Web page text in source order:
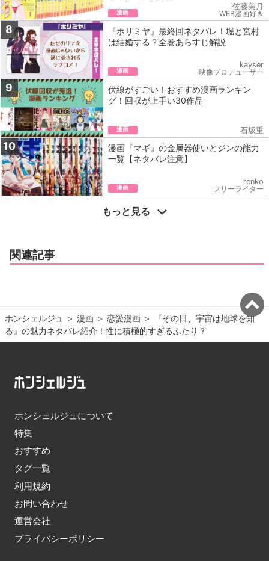
漫画
佐藤美月
WEB漫画好き
8
『ホリミヤ』最終回ネタバレ！堀と宮村
は結婚する？全巻あらすじ解説
漫画
kayser
映像プロデューサー
9
伏線がすごい！おすすめ漫画ランキン
グ！回収が上手い30作品
漫画 石坂重
10
漫画『マギ』の金属器使いとジンの能力
一覧【ネタバレ注意】
漫画
renko
フリーライター
もっと見る
関連記事
ホンシェルジュ ＞ 漫画 ＞ 恋愛漫画 ＞
『その日、宇宙は地球を知
る』の魅力ネタバレ紹介！性に積極的すぎるふたり？
ホンシェルジュについて
特集
おすすめ
タグ一覧
利用規約
お問い合わせ
運営会社
プライバシーポリシー